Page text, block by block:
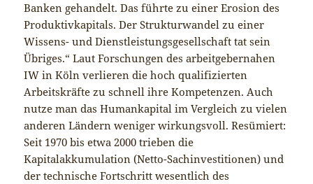
Banken gehandelt. Das führte zu einer Erosion des
Produktivkapitals. Der Strukturwandel zu einer
Wissens- und Dienstleistungsgesellschaft tat sein
Übriges.“ Laut Forschungen des arbeitgebernahen
IW in Köln verlieren die hoch qualifizierten
Arbeitskräfte zu schnell ihre Kompetenzen. Auch
nutze man das Humankapital im Vergleich zu vielen
anderen Ländern weniger wirkungsvoll. Resümiert:
Seit 1970 bis etwa 2000 trieben die
Kapitalakkumulation (Netto-Sachinvestitionen) und
der technische Fortschritt wesentlich des